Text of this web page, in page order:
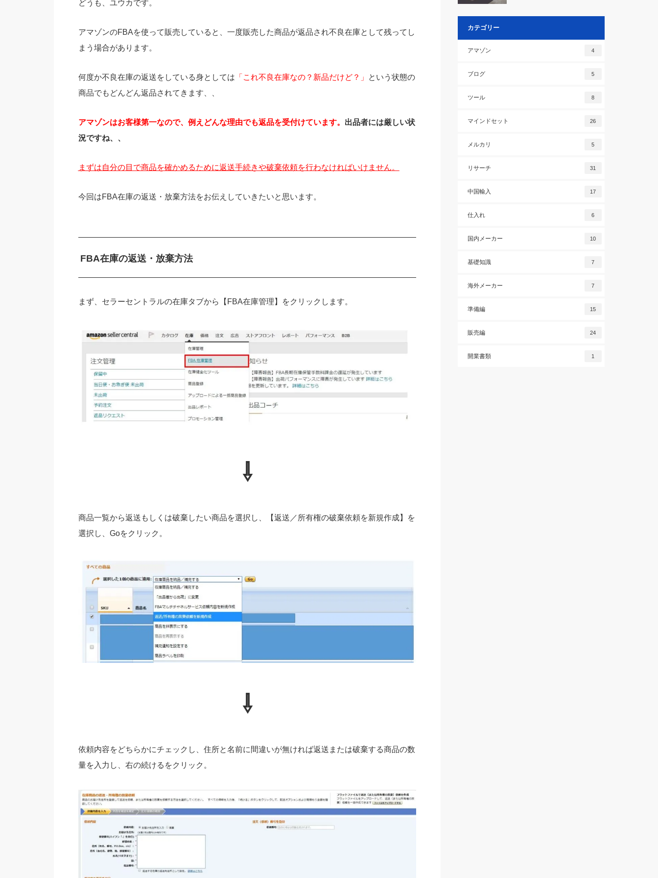
どうも、ユウカです。
アマゾンのFBAを使って販売していると、一度販売した商品が返品され不良在庫として残ってし
まう場合があります。
何度か不良在庫の返送をしている身としては 「これ不良在庫なの？新品だけど？」
という状態の
商品でもどんどん返品されてきます、、
アマゾンはお客様第一なので、例えどんな理由でも返品を受付けています。 出品者には厳しい状
況ですね、、
まずは自分の目で商品を確かめるために返送手続きや破棄依頼を行わなければいけません。
今回はFBA在庫の返送・放棄方法をお伝えしていきたいと思います。
FBA在庫の返送・放棄方法
まず、セラーセントラルの在庫タブから【FBA在庫管理】をクリックします。
⇩
商品一覧から返送もしくは破棄したい商品を選択し、【返送／所有権の破棄依頼を新規作成】を
選択し、Goをクリック。
⇩
依頼内容をどちらかにチェックし、住所と名前に間違いが無ければ返送または破棄する商品の数
量を入力し、 右の続けるをクリック。
カテゴリー
アマゾン 4
ブログ 5
ツール 8
マインドセット 26
メルカリ 5
リサーチ 31
中国輸入 17
仕入れ 6
国内メーカー 10
基礎知識 7
海外メーカー 7
準備編 15
販売編 24
開業書類 1